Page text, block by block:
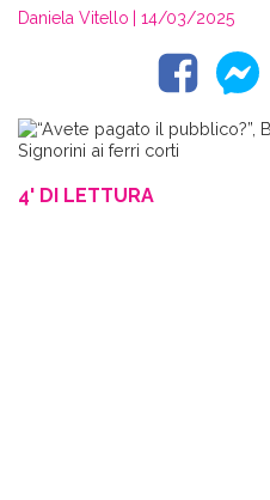
Daniela Vitello | 14/03/2025
4' DI LETTURA